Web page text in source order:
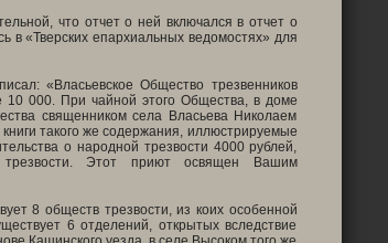
что отчет о ней включался в отчет о
в «Тверских епархиальных ведомостях» для
«Власьевское Общество трезвенников
10 000. При чайной этого Общества, в доме
священником села Власьева Николаем
такого же содержания, иллюстрируемые
о народной трезвости 4000 рублей,
Этот приют освящен Вашим
8 обществ трезвости, из коих особенной
6 отделений, открытых вследствие